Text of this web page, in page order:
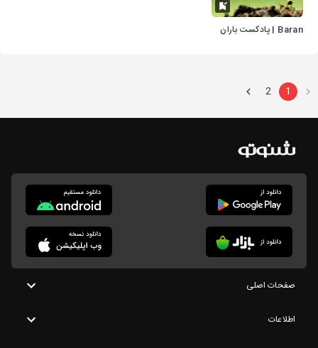
Baran | پادکست باران
1
2
صفحات اصلی
اطلاعات